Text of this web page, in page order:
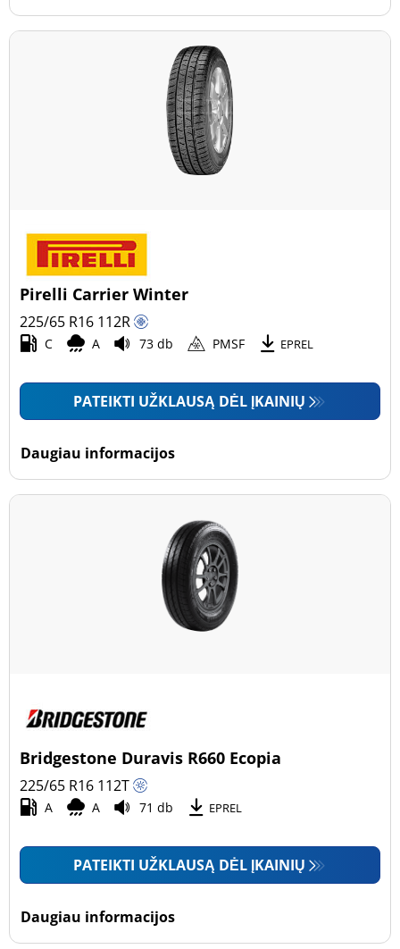
Pirelli Carrier Winter
225/65 R16 112R
C A 73 db PMSF EPREL
PATEIKTI UŽKLAUSĄ DĖL ĮKAINIŲ
Daugiau informacijos
Bridgestone Duravis R660 Ecopia
225/65 R16 112T
A A 71 db EPREL
PATEIKTI UŽKLAUSĄ DĖL ĮKAINIŲ
Daugiau informacijos